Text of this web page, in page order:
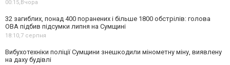
00:15,Вчора
32 загиблих, понад 400 поранених і більше 1800 обстрілів: голова
ОВА підбив підсумки липня на Сумщині
18:10,7 серпня
Вибухотехніки поліції Сумщини знешкодили мінометну міну, виявлену
на даху будівлі